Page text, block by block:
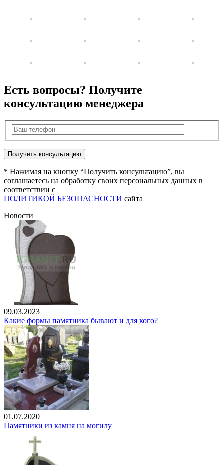
Есть вопросы? Получите
консультацию менеджера
* Нажимая на кнопку “Получить консультацию”, вы
соглашаетесь на обработку своих персональных данных в
соответствии с
ПОЛИТИКОЙ БЕЗОПАСНОСТИ сайта
Новости
09.03.2023
Какие формы памятника бывают и для кого?
01.07.2020
Памятники из камня на могилу